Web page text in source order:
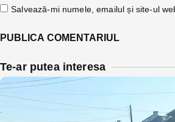
Salvează-mi numele, emailul și site-ul
Te-ar putea interesa